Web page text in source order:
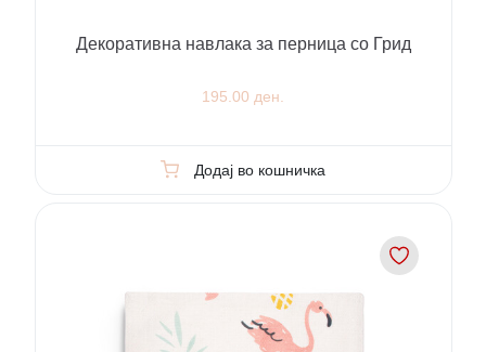
Декоративна навлака за перница со Грид
195.00 ден.
Додај во кошничка